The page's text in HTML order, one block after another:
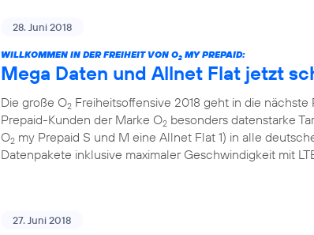
28. Juni 2018
WILLKOMMEN IN DER FREIHEIT VON O2 MY PREPAID:
Mega Daten und Allnet Flat jetzt
Die große O2 Freiheitsoffensive 2018 geht in die nächste
Prepaid-Kunden der Marke O2 besonders datenstarke
O2 my Prepaid S und M eine Allnet Flat 1) in alle
Datenpakete inklusive maximaler Geschwindigkeit mit
27. Juni 2018